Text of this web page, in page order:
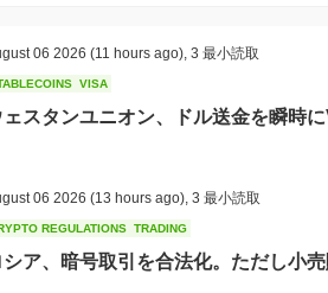
ています。ゲームプラットフォームやNFTマ
リオコインを進化する暗号の風景における
ーン空間における独自の役割と魅力に寄与し
数の実用的なユーティリティを提供します
します。保有者はステーキングに参加でき、
る可能性があります。さらに、マリオコイン
思決定プロセスに参加できるようにします。
ためのツールを提供し、エコシステム内での
ラムなど、さまざまなオフチェーンアプリ
06 2026 (11 hours ago) 3 最小読取
VISA
ェスタンユニオン、ドル送金を瞬時
06 2026 (13 hours ago) 3 最小読取
REGULATIONS TRADING
シア、暗号取引を合法化。ただし小